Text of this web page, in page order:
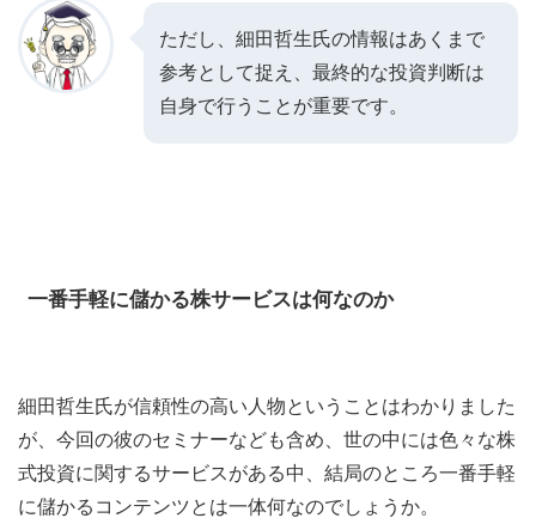
ただし、細田哲生氏の情報はあくまで
参考として捉え、最終的な投資判断は
自身で行うことが重要です。
一番手軽に儲かる株サービスは何なのか
細田哲生氏が信頼性の高い人物ということはわかりました
が、今回の彼のセミナーなども含め、世の中には色々な株
式投資に関するサービスがある中、結局のところ一番手軽
に儲かるコンテンツとは一体何なのでしょうか。